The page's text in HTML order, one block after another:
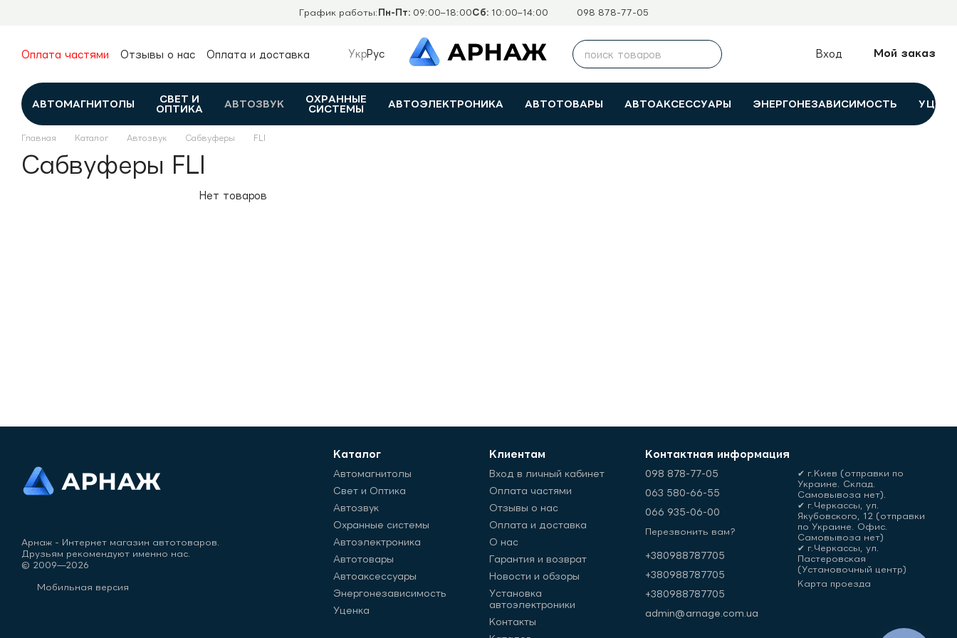
График работы: Пн-Пт:09:00–18:00Сб:10:00–14:00 098 878-77-05
Оплата частями Отзывы о нас
Оплата и доставка
Контакты
Каталог
УкрРус Вход Мой заказ
АВТОМАГНИТОЛЫ
СВЕТ И
ОПТИКА
АВТОЗВУК
ОХРАННЫЕ
СИСТЕМЫ
АВТОЭЛЕКТРОНИКА АВТОТОВАРЫ АВТОАКСЕССУАРЫ ЭНЕРГОНЕЗАВИСИМОСТЬ
Главная Каталог Автозвук Сабвуферы FLI
Сабвуферы FLI
Нет товаров
Арнаж - Интернет магазин автотоваров.
Друзьям рекомендуют именно нас.
© 2009—2026
Мобильная версия
Каталог
Автомагнитолы
Свет и Оптика
Автозвук
Охранные системы
Автоэлектроника
Автотовары
Автоаксессуары
Энергонезависимость
Уценка
Клиентам
Вход в личный кабинет
Оплата частями
Отзывы о нас
Оплата и доставка
О нас
Гарантия и возврат
Новости и обзоры
Установка
автоэлектроники
Контакты
Контактная информация
098 878-77-05
063 580-66-55
066 935-06-00
Перезвонить вам?
+380988787705
+380988787705
+380988787705
admin@arnage.com.ua
✔ г.Киев (отправки по
Украине. Склад.
Самовывоза нет).
✔ г.Черкассы, ул.
Якубовского, 12 (отправки
по Украине. Офис.
Самовывоза нет)
✔ г.Черкассы, ул.
Пастеровская
(Установочный центр)
Карта проезда